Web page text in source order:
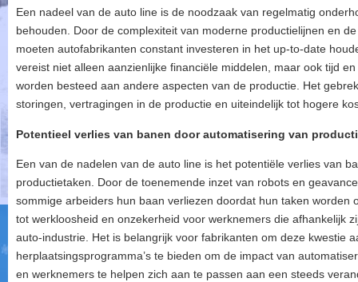
Een nadeel van de auto line is de noodzaak van regelmatig
behouden. Door de complexiteit van moderne productielijnen en
moeten autofabrikanten constant investeren in het up-to-date
vereist niet alleen aanzienlijke financiële middelen, maar ook tijd
worden besteed aan andere aspecten van de productie. Het
storingen, vertragingen in de productie en uiteindelijk tot hogere
Potentieel verlies van banen door automatisering van
Een van de nadelen van de auto line is het potentiële verlies van
productietaken. Door de toenemende inzet van robots en
sommige arbeiders hun baan verliezen doordat hun taken worden
tot werkloosheid en onzekerheid voor werknemers die afhankelijk
auto-industrie. Het is belangrijk voor fabrikanten om deze kwestie
herplaatsingsprogramma’s te bieden om de impact van
en werknemers te helpen zich aan te passen aan een steeds